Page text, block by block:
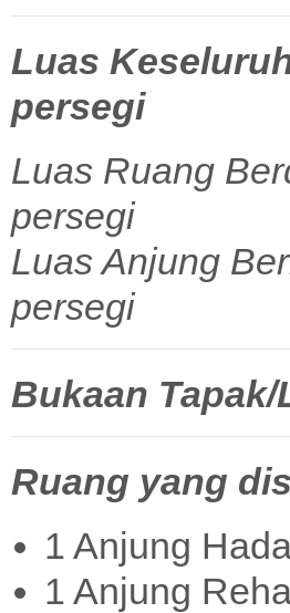
Luas
persegi
Luas Ruang
persegi
Luas Anjung
persegi
Bukaan Tapak/
Ruang yang
1 Anjung
1 Anjung